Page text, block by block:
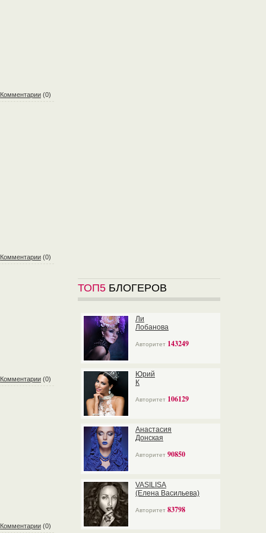
Комментарии (0)
Комментарии (0)
Комментарии (0)
Комментарии (0)
ТОП5 БЛОГЕРОВ
Ли
Лобанова
Авторитет 143249
Юрий
К
Авторитет 106129
Анастасия
Донская
Авторитет 90850
VASILISA
(Елена Васильева)
Авторитет 83798